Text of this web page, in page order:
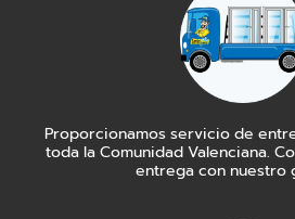
Proporcionamos servicio de
toda la Comunidad Valenciana.
entrega con nuestro